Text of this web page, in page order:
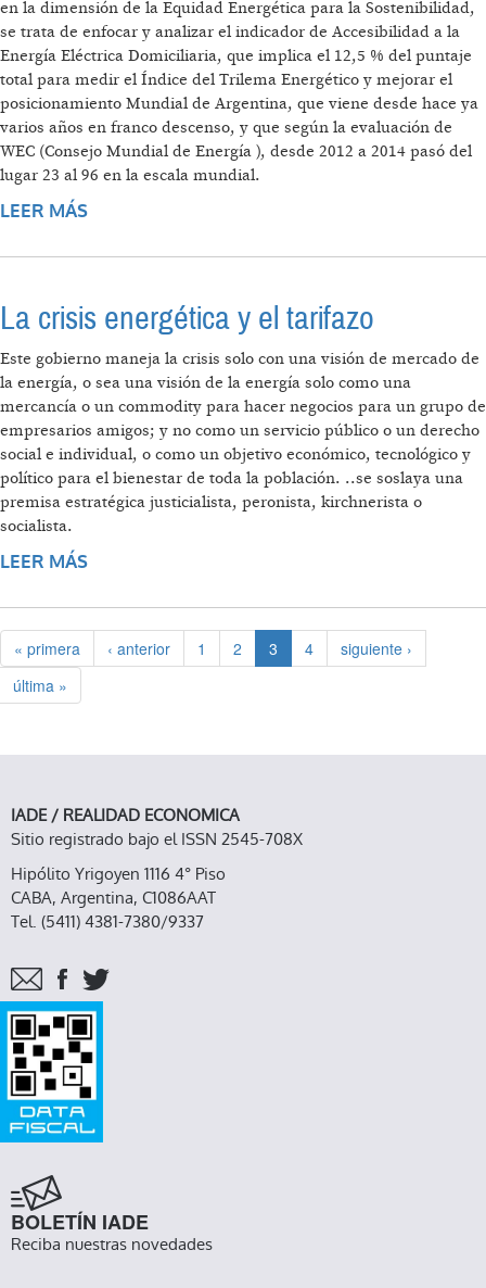
en la dimensión de la Equidad Energética para la Sostenibilidad,
se trata de enfocar y analizar el indicador de Accesibilidad a la
Energía Eléctrica Domiciliaria, que implica el 12,5 % del puntaje
total para medir el Índice del Trilema Energético y mejorar el
posicionamiento Mundial de Argentina, que viene desde hace ya
varios años en franco descenso, y que según la evaluación de
WEC (Consejo Mundial de Energía ), desde 2012 a 2014 pasó del
lugar 23 al 96 en la escala mundial.
LEER MÁS
La crisis energética y el tarifazo
Este gobierno maneja la crisis solo con una visión de mercado de
la energía, o sea una visión de la energía solo como una
mercancía o un commodity para hacer negocios para un grupo de
empresarios amigos; y no como un servicio público o un derecho
social e individual, o como un objetivo económico, tecnológico y
político para el bienestar de toda la población. ..se soslaya una
premisa estratégica justicialista, peronista, kirchnerista o
socialista.
LEER MÁS
« primera ‹ anterior 1 2 3 4
siguiente ›
última »
IADE / REALIDAD ECONOMICA
Sitio registrado bajo el ISSN 2545-708X
Hipólito Yrigoyen 1116 4° Piso
CABA, Argentina, C1086AAT
Tel. (5411) 4381-7380/9337
BOLETÍN IADE
Reciba nuestras novedades